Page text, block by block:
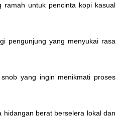
ramah untuk pencinta kopi kasual
pengunjung yang menyukai rasa
yang ingin menikmati proses
berat berselera lokal dan